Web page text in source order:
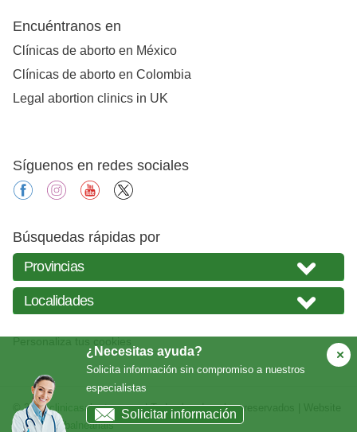
¿Necesitas ayuda?
Solicita información sin compromiso a nuestros
especialistas
Solicitar información
Encuéntranos en
Clínicas de aborto en México
Clínicas de aborto en Colombia
Legal abortion clinics in UK
Síguenos en redes sociales
facebookinstagramyoutube
Búsquedas rápidas por
© 2026clinicasabortos.com| Todos los derechos reservados | Website
creada porbalneariais